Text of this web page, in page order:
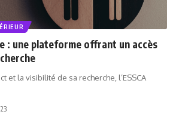
: une plateforme offrant un accès
et la visibilité de sa recherche, l’ESSCA